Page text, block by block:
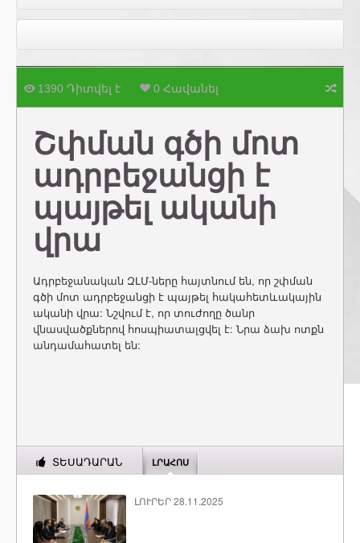
1390 Դիտվել է 0 Հավանել
Շփման գծի մոտ
ադրբեջանցի է
պայթել ականի
վրա
Ադրբեջանական ԶԼՄ-ները հայտնում են, որ շփման
գծի մոտ ադրբեջանցի է պայթել հակահետևակային
ականի վրա: Նշվում է, որ տուժողը ծանր
վնասվածքներով հոսպիատալցվել է: Նրա ձախ ոտքն
անդամահատել են:
ՏԵՍԱԴԱՐԱՆ ԼՐԱՀՈՍ
ԼՈՒՐԵՐ 28.11.2025